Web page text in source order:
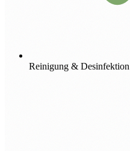
Reinigung & Desinfektion